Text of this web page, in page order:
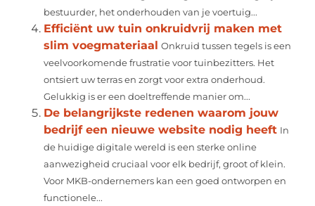
bestuurder, het onderhouden van je voertuig...
Efficiënt uw tuin onkruidvrij maken met
slim voegmateriaal Onkruid tussen tegels is een
veelvoorkomende frustratie voor tuinbezitters. Het
ontsiert uw terras en zorgt voor extra onderhoud.
Gelukkig is er een doeltreffende manier om...
De belangrijkste redenen waarom jouw
bedrijf een nieuwe website nodig heeft In
de huidige digitale wereld is een sterke online
aanwezigheid cruciaal voor elk bedrijf, groot of klein.
Voor MKB-ondernemers kan een goed ontworpen en
functionele...